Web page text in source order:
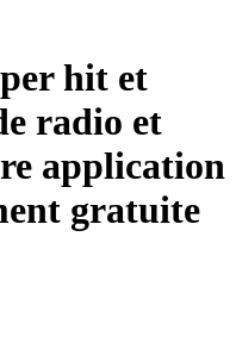
hit et
radio et
application
gratuite